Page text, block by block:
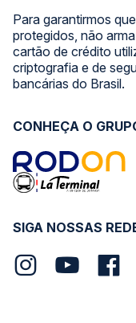
Para garantirmos
protegidos, não
cartão de crédito
criptografia e de
bancárias do Brasil.
SIGA NOSSAS
CONHEÇA O